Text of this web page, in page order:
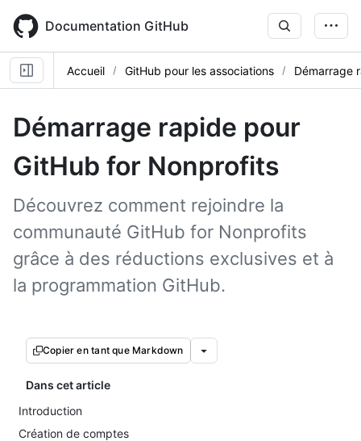
main
content
Documentation GitHub
Accueil GitHub pour les associations Démarrage
Démarrage rapide pour
GitHub for Nonprofits
Découvrez comment rejoindre la
communauté GitHub for Nonprofits
grâce à des réductions exclusives et à
la programmation GitHub.
Copier en tant que Markdown
Dans cet article
Introduction
Création de comptes